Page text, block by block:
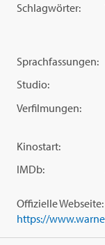
Schlagwörter:
Sprachfassungen:
Studio:
Verfilmungen:
Kinostart:
IMDb:
Offizielle Webseite: